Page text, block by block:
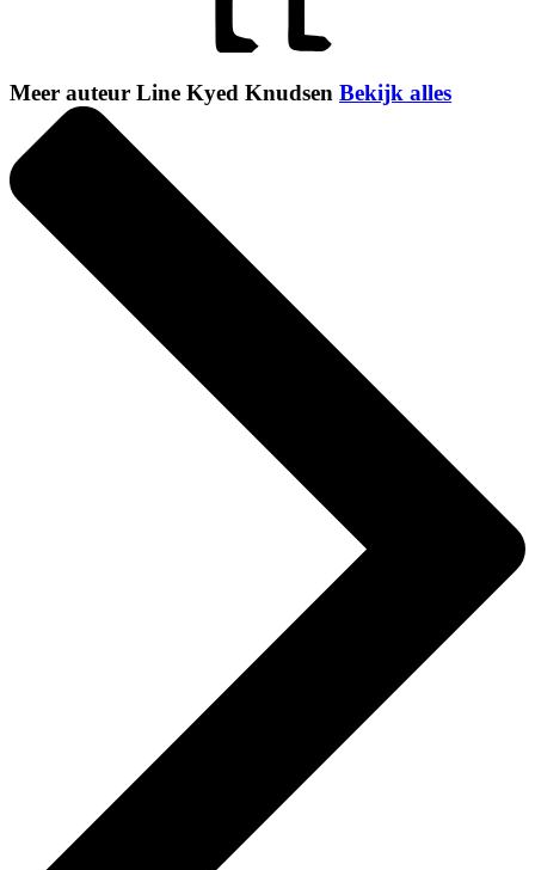
Meer auteur Line Kyed Knudsen Bekijk alles